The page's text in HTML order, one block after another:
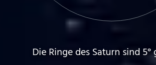
Die Ringe des Saturn sind